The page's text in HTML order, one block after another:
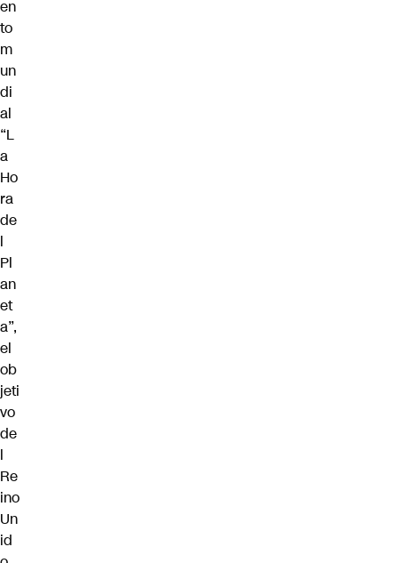
en
to
m
un
di
al
“L
a
Ho
ra
de
l
Pl
an
et
a”,
el
ob
jeti
vo
de
l
Re
ino
Un
id